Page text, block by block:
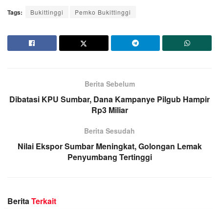
Tags: Bukittinggi Pemko Bukittinggi
Berita Sebelum
Dibatasi KPU Sumbar, Dana Kampanye Pilgub Hampir
Rp3 Miliar
Berita Sesudah
Nilai Ekspor Sumbar Meningkat, Golongan Lemak
Penyumbang Tertinggi
BeritaTerkait